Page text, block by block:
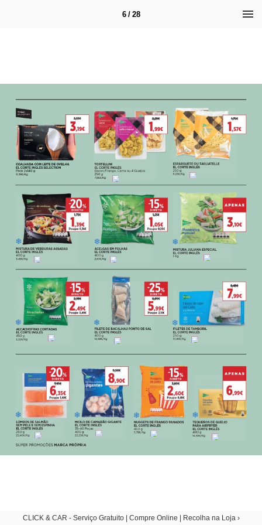
6 / 28
CLICK & CAR - Serviço Gratuito | Compre Online | Recolha na Loja ›